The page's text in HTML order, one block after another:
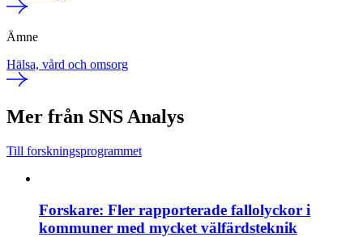
Ämne
Hälsa, vård och omsorg
Mer från SNS Analys
Till forskningsprogrammet
Forskare: Fler rapporterade fallolyckor i
kommuner med mycket välfärdsteknik